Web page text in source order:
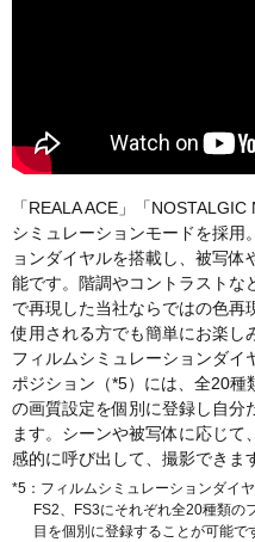
「REALA ACE」「
シミュレーションモードを採用
ョンダイヤルを搭載し、被写
能です。階調やコントラストな
で再現した当社ならではの色再
使用される方でも簡単にお楽し
フィルムシミュレーションダ
ポジション（*5）には、全20種
の画質設定を個別に登録し自分
ます。シーンや被写体に応じて
感的に呼び出して、撮影できま
*5：フィルムシミュレーションダイ
FS2、FS3にそれぞれ全20種類の
目を個別に登録することが可能で